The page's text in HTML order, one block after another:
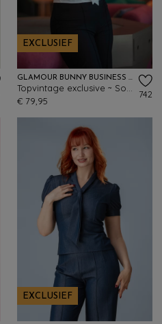
EXCLUSIEF
GLAMOUR BUNNY BUSINESS BABE
€ 79,95
742
EXCLUSIEF